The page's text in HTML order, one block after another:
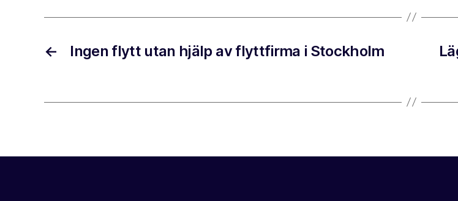
← Ingen flytt utan hjälp av flyttfirma i Stockholm